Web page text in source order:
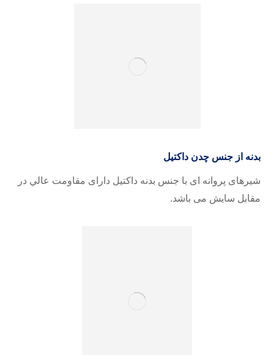
بدنه از جنس چدن داكتيل
شیرهای پروانه ای با جنس بدنه داکتیل دارای مقاومت عالي در
مقابل سايش می باشد.